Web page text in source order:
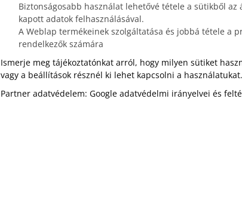
Biztonságosabb használat lehetővé tétele a sütikből az
kapott adatok felhasználásával.
A Weblap termékeinek szolgáltatása és jobbá tétele a
rendelkezők számára
Ismerje meg tájékoztatónkat arról, hogy milyen sütiket
vagy a beállítások résznél ki lehet kapcsolni a használatukat.
Partner adatvédelem: Google adatvédelmi irányelvei és